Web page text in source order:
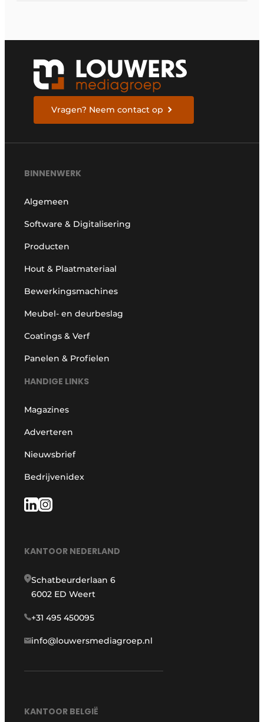
Vragen? Neem contact op
BINNENWERK
Algemeen
Software & Digitalisering
Producten
Hout & Plaatmateriaal
Bewerkingsmachines
Meubel- en deurbeslag
Coatings & Verf
Panelen & Profielen
HANDIGE LINKS
Magazines
Adverteren
Nieuwsbrief
Bedrijvenidex
KANTOOR NEDERLAND
Schatbeurderlaan 6
6002 ED Weert
+31 495 450095
info@louwersmediagroep.nl
KANTOOR BELGIË